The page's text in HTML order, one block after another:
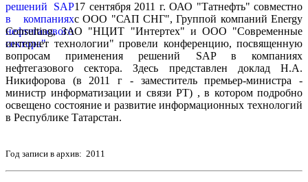
17 сентября 2011 г. ОАО "Татнефть" совместно
с ООО "САП СНГ", Группой компаний Energy
Consulting, ЗАО "НЦИТ "Интертех" и ООО "Современные
интернет технологии" провели конференцию, посвященную
вопросам применения решений SAP в компаниях
нефтегазового сектора. Здесь представлен доклад Н.А.
Никифорова (в 2011 г - заместитель премьер-министра -
министр информатизации и связи РТ) , в котором подробно
освещено состояние и развитие информационных технологий
в Республике Татарстан.
Год записи в архив: 2011